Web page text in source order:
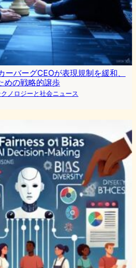
バーグCEOが表現規制を緩和、
めの戦略的譲歩
クノロジーと社会ニュース